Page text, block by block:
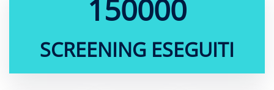
150000
SCREENING ESEGUITI